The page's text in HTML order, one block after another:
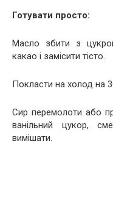
Готувати просто:
Масло збити з
какао і замісити тісто.
Покласти на холод на
Сир перемолоти або
ванільний цукор,
вимішати.